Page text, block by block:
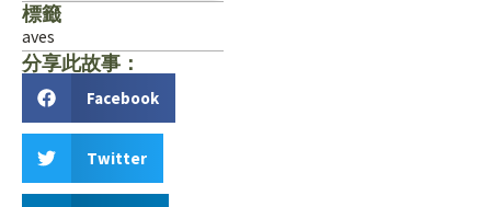
標籤
aves
分享此故事：
Facebook
Twitter